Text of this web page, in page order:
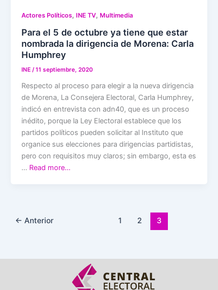
Actores Políticos, INE TV, Multimedia
Para el 5 de octubre ya tiene que estar
nombrada la dirigencia de Morena: Carla
Humphrey
INE/11 septiembre, 2020
Respecto al proceso para elegir a la nueva dirigencia
de Morena, La Consejera Electoral, Carla Humphrey,
indicó en entrevista con adn40, que es un proceso
inédito, porque la Ley Electoral establece que los
partidos políticos pueden solicitar al Instituto que
organice sus elecciones para dirigencias partidistas,
pero con requisitos muy claros; sin embargo, esta es
… Read more…
← Anterior 1 2 3